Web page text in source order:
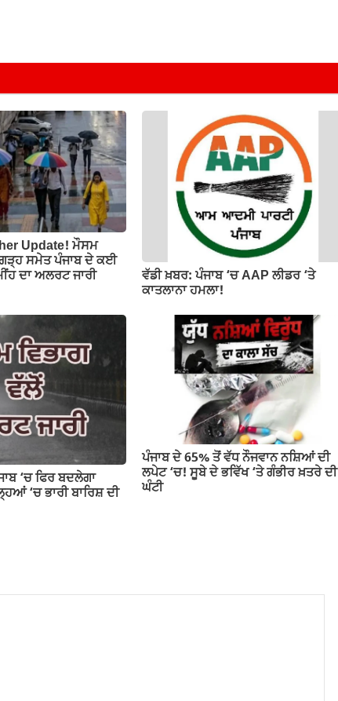
Update! ਮੌਸਮ
ਸਮੇਤ ਪੰਜਾਬ ਦੇ ਕਈ
ਦਾ ਅਲਰਟ ਜਾਰੀ
ਵੱਡੀ ਖ਼ਬਰ: ਪੰਜਾਬ ‘ਚ AAP ਲੀਡਰ ‘ਤੇ
ਕਾਤਲਾਨਾ ਹਮਲਾ!
‘ਚ ਫਿਰ ਬਦਲੇਗਾ
‘ਚ ਭਾਰੀ ਬਾਰਿਸ਼ ਦੀ
ਪੰਜਾਬ ਦੇ 65% ਤੋਂ ਵੱਧ ਨੌਜਵਾਨ ਨਸ਼ਿਆਂ ਦੀ
ਲਪੇਟ ‘ਚ! ਸੂਬੇ ਦੇ ਭਵਿੱਖ ‘ਤੇ ਗੰਭੀਰ ਖ਼ਤਰੇ ਦੀ
ਘੰਟੀ